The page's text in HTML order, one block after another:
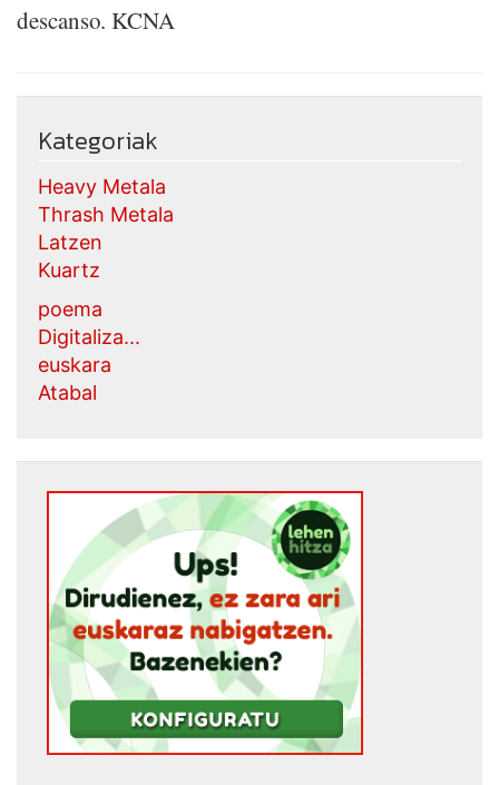
descanso. KCNA
Kategoriak
Heavy Metala
Thrash Metala
Latzen
Kuartz
poema
Digitaliza...
euskara
Atabal